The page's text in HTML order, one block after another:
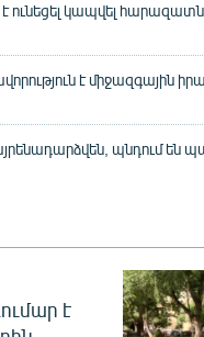
է ունեցել կապվել
է միջազգային
պնդում
է